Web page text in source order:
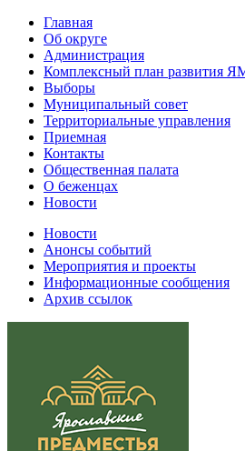
Главная
Об округе
Администрация
Комплексный план развития
Выборы
Муниципальный совет
Территориальные управления
Приемная
Контакты
Общественная палата
О беженцах
Новости
Новости
Анонсы событий
Мероприятия и проекты
Информационные сообщения
Архив ссылок